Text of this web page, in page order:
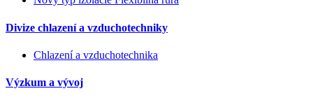
Divize chlazení a vzduchotechniky
Chlazení a vzduchotechnika
Výzkum a vývoj